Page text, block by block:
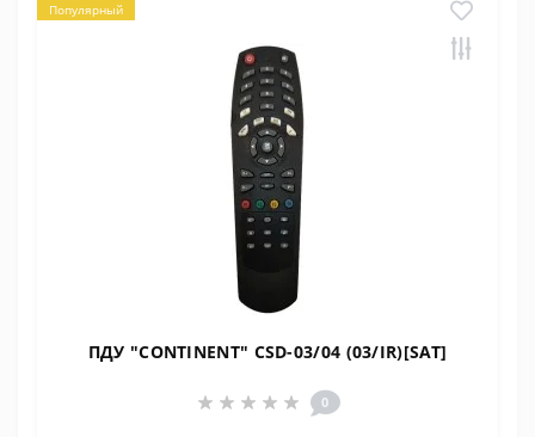
Популярный
ПДУ "CONTINENT" CSD-03/04 (03/IR)[SAT]
0